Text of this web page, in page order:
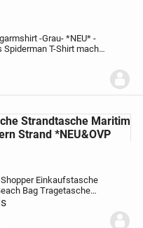
-Grau- *NEU* -
Spiderman T-Shirt macht
Druck
am...
Strandtasche Maritim
Strand *NEU&OVP
Einkaufstasche
Bag Tragetasche
Strand
Strandtasche